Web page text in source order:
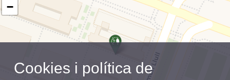
−
Cookies i política de